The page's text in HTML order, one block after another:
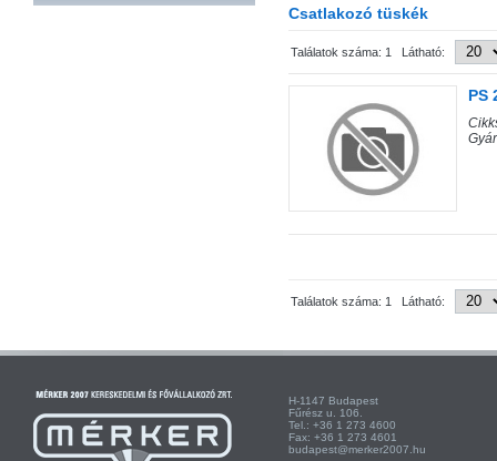
Csatlakozó tüskék
Találatok száma: 1 Látható:
PS
Találatok száma: 1 Látható:
H-1147 Budapest H-
Fűrész u. 106.
Tel.: +36 1 273 4600
Fax: +36 1 273 4601
budapest@merker2007.hu